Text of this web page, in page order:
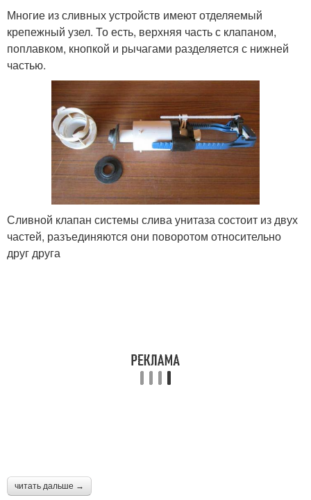
Многие из сливных устройств имеют отделяемый
крепежный узел. То есть, верхняя часть с клапаном,
поплавком, кнопкой и рычагами разделяется с нижней
частью.
Сливной клапан системы слива унитаза состоит из двух
частей, разъединяются они поворотом относительно
друг друга
читать дальше →